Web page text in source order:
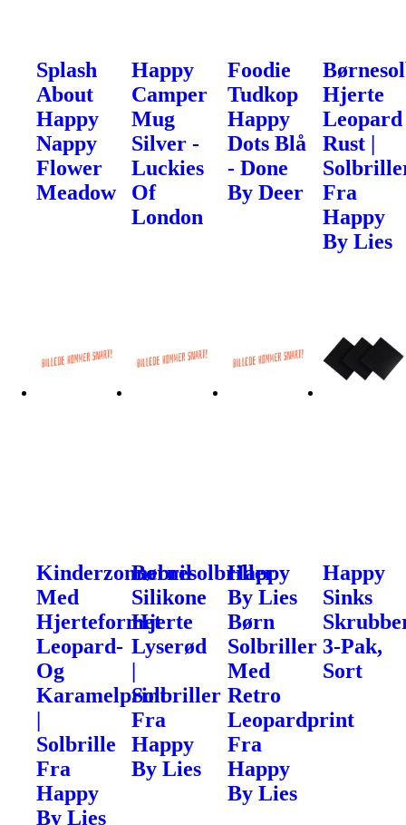
Splash
About
Happy
Nappy
Flower
Meadow
Happy
Camper
Mug
Silver -
Luckies
Of
London
Foodie
Tudkop
Happy
Dots Blå
- Done
By Deer
Hjerte
Leopard
Rust |
Fra
Happy
By Lies
Kinderzonnebril
Med
Hjerteformet
Leopard-
Og
Karamelprint
|
Solbrille
Fra
Happy
By Lies
Børnesolbriller
Silikone
Hjerte
Lyserød
|
Solbriller
Fra
Happy
By Lies
Happy
By Lies
Børn
Solbriller
Med
Retro
Leopardprint
Fra
Happy
By Lies
Happy
Sinks
3-Pak,
Sort